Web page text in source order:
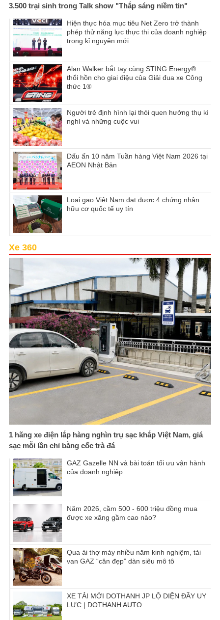
3.500 trại sinh trong Talk show "Thắp sáng niềm tin"
Hiện thực hóa mục tiêu Net Zero trở thành
phép thử năng lực thực thi của doanh nghiệp
trong kỉ nguyên mới
Alan Walker bắt tay cùng STING Energy®
thổi hồn cho giai điệu của Giải đua xe Công
thức 1®
Người trẻ định hình lại thói quen hưởng thụ kì
nghỉ và những cuộc vui
Dấu ấn 10 năm Tuần hàng Việt Nam 2026 tại
AEON Nhật Bản
Loại gạo Việt Nam đạt được 4 chứng nhận
hữu cơ quốc tế uy tín
Xe 360
1 hãng xe điện lắp hàng nghìn trụ sạc khắp Việt Nam, giá
sạc mỗi lần chỉ bằng cốc trà đá
GAZ Gazelle NN và bài toán tối ưu vận hành
của doanh nghiệp
Năm 2026, cầm 500 - 600 triệu đồng mua
được xe xăng gầm cao nào?
Qua ải thợ máy nhiều năm kinh nghiệm, tải
van GAZ “cân đẹp” dàn siêu mô tô
XE TẢI MỚI DOTHANH JP LỘ DIỆN ĐẦY UY
LỰC | DOTHANH AUTO